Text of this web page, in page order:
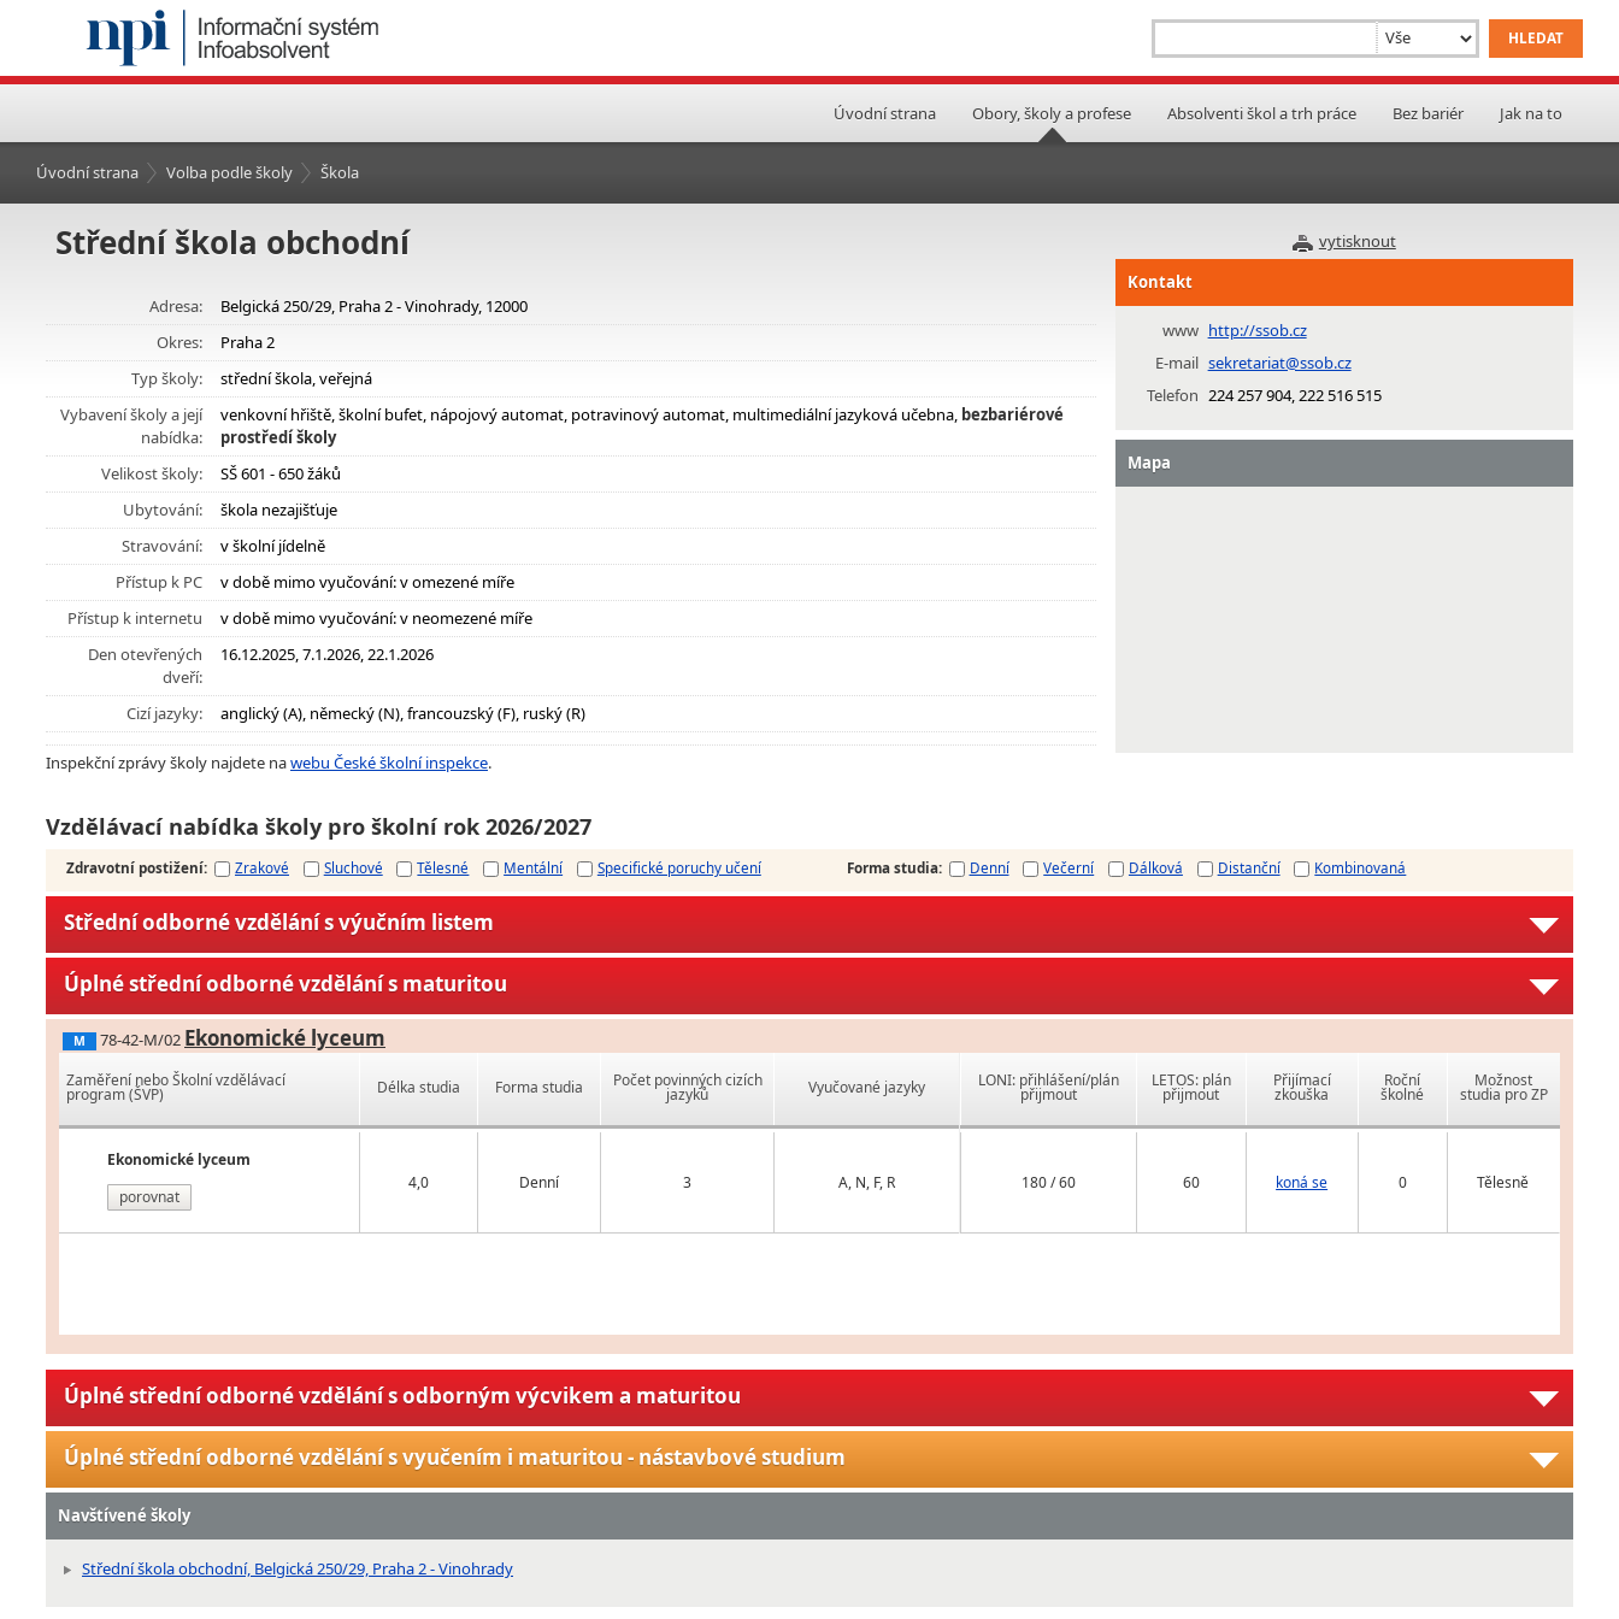
Úvodní strana Obory, školy a profese Absolventi škol a trh práce Bez bariér Jak na to
Úvodní strana Volba podle školy Škola
vytisknout
Střední škola obchodní
Adresa:
Belgická 250/29, Praha 2 - Vinohrady, 12000
Okres:
Praha 2
Typ školy:
střední škola, veřejná
Vybavení školy a její
nabídka:
venkovní hřiště, školní bufet, nápojový automat, potravinový automat, multimediální jazyková učebna, bezbariérové
prostředí školy
Velikost školy:
SŠ 601 - 650 žáků
Ubytování:
škola nezajišťuje
Stravování:
v školní jídelně
Přístup k PC
v době mimo vyučování: v omezené míře
Přístup k internetu
v době mimo vyučování: v neomezené míře
Den otevřených
dveří:
16.12.2025, 7.1.2026, 22.1.2026
Cizí jazyky: anglický (A), německý (N), francouzský (F), ruský (R)
Inspekční zprávy školy najdete nawebu České školní inspekce.
Kontakt
www http://ssob.cz
E-mail sekretariat@ssob.cz
Telefon 224 257 904, 222 516 515
Mapa
Vzdělávací nabídka školy pro školní rok 2026/2027
Zdravotní postižení: Zrakové Sluchové Tělesné Mentální Specifické poruchy učení Forma studia: Denní Večerní Dálková Distanční Kombinovaná
Střední odborné vzdělání s výučním listem
Úplné střední odborné vzdělání s maturitou
M 78-42-M/02 Ekonomické lyceum
Zaměření nebo Školní vzdělávací
program (ŠVP)
Ekonomické lyceum
porovnat
Délka studia Forma studia Počet povinných cizích
jazyků Vyučované jazyky
4,0 Denní 3 A, N, F, R
LONI: přihlášení/plán
přijmout
LETOS: plán
přijmout
Přijímací
zkouška
Roční
školné
Možnost
studia pro ZP
180 / 60 60 koná se 0 Tělesně
Úplné střední odborné vzdělání s odborným výcvikem a maturitou
Úplné střední odborné vzdělání s vyučením i maturitou - nástavbové studium
Navštívené školy
Střední škola obchodní, Belgická 250/29, Praha 2 - Vinohrady